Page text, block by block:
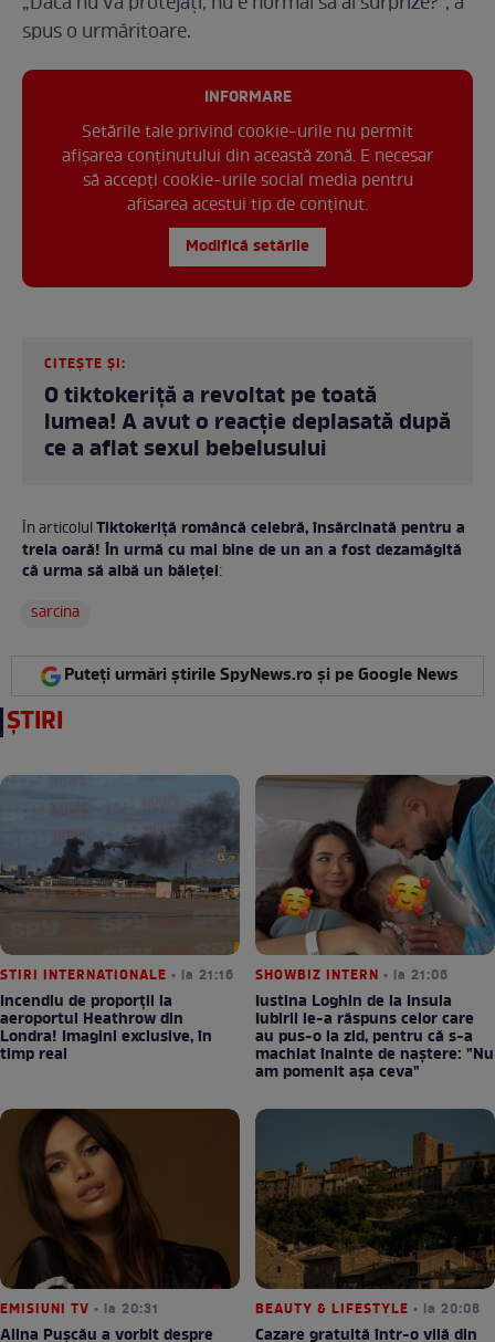
spus o urmăritoare.
INFORMARE
Setările tale privind cookie-urile nu permit
afișarea conținutului din această zonă. E necesar
să accepți cookie-urile social media pentru
afisarea acestui tip de conținut.
Modifică setările
CITEȘTE ȘI:
O tiktokeriță a revoltat pe toată
lumea! A avut o reacție deplasată după
ce a aflat sexul bebelusului
În articolulTiktokeriță româncă celebră, însărcinată pentru a
treia oară! În urmă cu mai bine de un an a fost dezamăgită
că urma să aibă un băiețel:
sarcina
Puteți urmări știrile SpyNews.ro și pe Google News
ȘTIRI
STIRI INTERNATIONALE • la 21:16
Incendiu de proporții la
aeroportul Heathrow din
Londra! Imagini exclusive, în
timp real
SHOWBIZ INTERN • la 21:06
Iustina Loghin de la Insula
Iubirii le-a răspuns celor care
au pus-o la zid, pentru că s-a
machiat înainte de naștere: "Nu
am pomenit așa ceva"
EMISIUNI TV • la 20:31
Alina Pușcău a vorbit despre
BEAUTY & LIFESTYLE • la 20:08
Cazare gratuită într-o vilă din